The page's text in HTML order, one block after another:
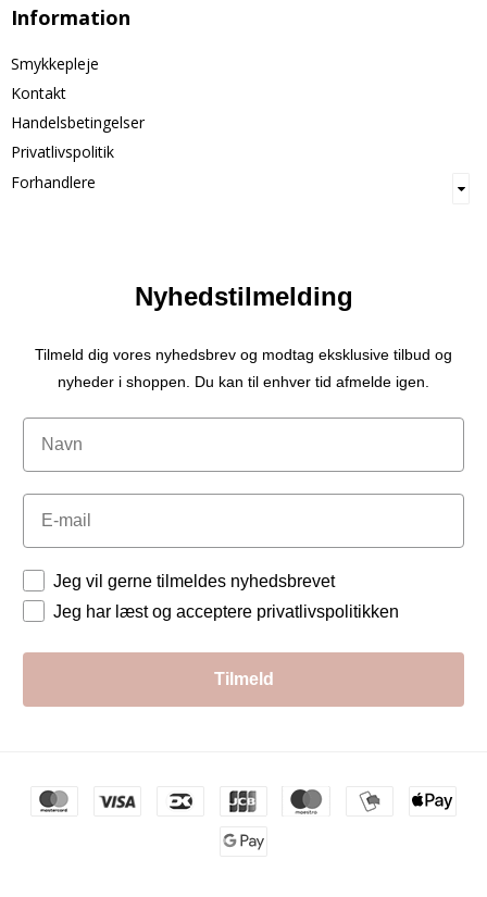
Information
Smykkepleje
Kontakt
Handelsbetingelser
Privatlivspolitik
Forhandlere
Nyhedstilmelding
Tilmeld dig vores nyhedsbrev og modtag eksklusive tilbud og
nyheder i shoppen. Du kan til enhver tid afmelde igen.
Navn
Email
Tilladelser
Jeg vil gerne tilmeldes nyhedsbrevet
Jeg har læst og acceptere privatlivspolitikken
Tilmeld